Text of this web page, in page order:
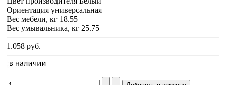
Ориентация универсальная
Вес мебели, кг 18.55
Вес умывальника, кг 25.75
1.058 руб.